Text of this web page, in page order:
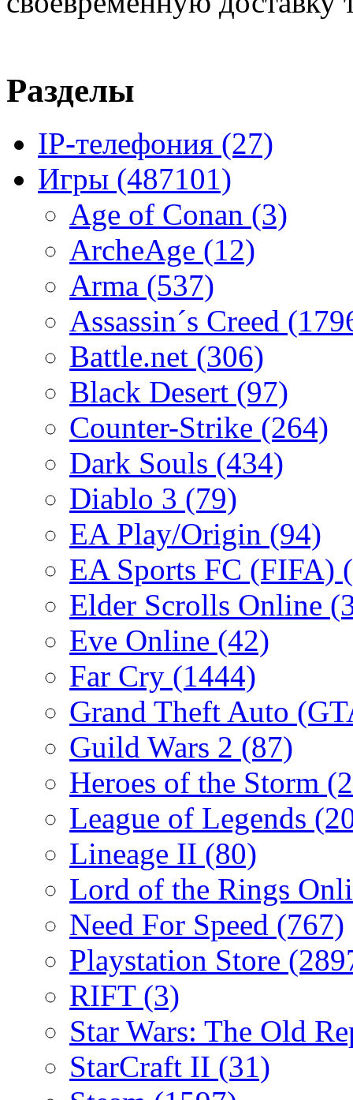
Разделы
IP-телефония (27)
Игры (487101)
Age of Conan (3)
ArcheAge (12)
Arma (537)
Assassin´s Creed
Battle.net (306)
Black Desert (97)
Counter-Strike (264)
Dark Souls (434)
Diablo 3 (79)
EA Play/Origin (94)
EA Sports FC (FIFA)
Elder Scrolls Online
Eve Online (42)
Far Cry (1444)
Grand Theft Auto
Guild Wars 2 (87)
Heroes of the Storm
League of Legends
Lineage II (80)
Lord of the Rings
Need For Speed (767)
Playstation Store
RIFT (3)
Star Wars: The Old
StarCraft II (31)